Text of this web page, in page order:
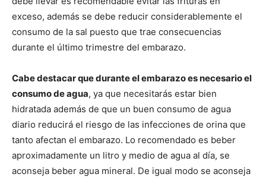
exceso, además se debe reducir considerablemente el
consumo de la sal puesto que trae consecuencias
durante el último trimestre del embarazo.
Cabe destacar que durante el embarazo es necesario el
consumo de agua, ya que necesitarás estar bien
hidratada además de que un buen consumo de agua
diario reducirá el riesgo de las infecciones de orina que
tanto afectan el embarazo. Lo recomendado es beber
aproximadamente un litro y medio de agua al día, se
aconseja beber agua mineral. De igual modo se aconseja